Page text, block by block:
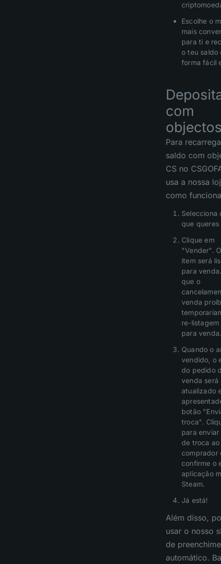
Escolhe o
mais
para ti e
o teu saldo
forma fácil
com
Para
saldo com
CS no
usa a nossa
como
Selecciona
que queres
Clique em
"Vender".
item será
para
que o
venda
re-
para
Quando o
vendido, o
do pedido
venda será
atualizado
botão
troca".
para
de troca ao
comprador
confirme o
aplicação
Steam.
Já está!
Além disso,
usar o nosso
de
automático.